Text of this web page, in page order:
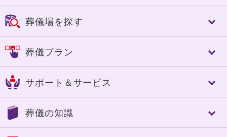
アスカの特長
控室への心配り
人づくり（人材教育）
選べる葬送品・おもてなし
エンバーミング・湯灌
葬儀への想い
ご葬儀実例
葬儀場を探す
成田市
四街道市
市原市
船橋市
茂原市
いすみ市
葬儀プラン
認知症対策あんしんパック
家族葬
一般葬
サポート＆サービス
事前相談のすすめ
アフターサポート
葬儀の知識